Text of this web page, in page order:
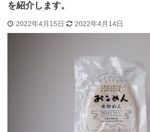
を紹介します。
2022年4月15日 2022年4月14日